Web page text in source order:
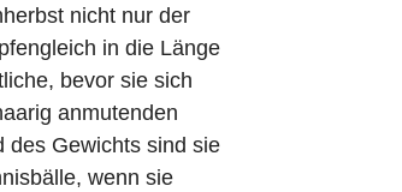
nicht nur der
in die Länge
bevor sie sich
anmutenden
des Gewichts sind sie
wenn sie